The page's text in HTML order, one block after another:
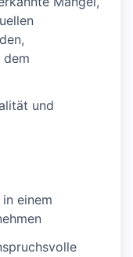
dem
und
einem